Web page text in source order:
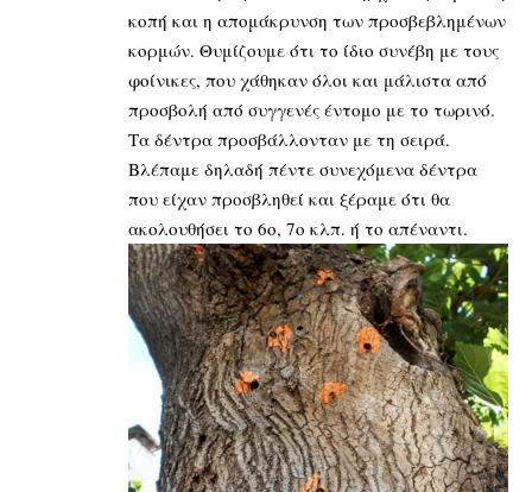
κοπή και η απομάκρυνση των προσβεβλημένων
κορμών. Θυμίζουμε ότι το ίδιο συνέβη με τους
φοίνικες, που χάθηκαν όλοι και μάλιστα από
προσβολή από συγγενές έντομο με το τωρινό.
Τα δέντρα προσβάλλονταν με τη σειρά.
Βλέπαμε δηλαδή πέντε συνεχόμενα δέντρα
που είχαν προσβληθεί και ξέραμε ότι θα
ακολουθήσει το 6ο, 7ο κλπ. ή το απέναντι.